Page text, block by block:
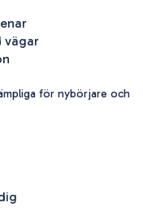
vägar
för nybörjare och